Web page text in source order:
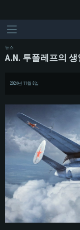
뉴스
A.N. 투폴레프의 생
2024년 11월 8일